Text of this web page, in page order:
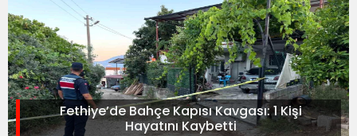
Fethiye’de Bahçe Kapısı Kavgası: 1 Kişi
Hayatını Kaybetti